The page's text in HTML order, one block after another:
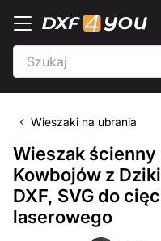
Wieszaki na ubrania
Wieszak ścienny
Kowbojów z
DXF, SVG do
laserowego